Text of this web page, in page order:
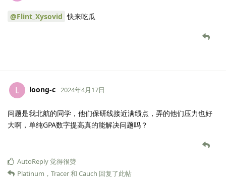
@Flint_Xysovid 快来吃瓜
L loong-c 2024年4月17日
问题是我北航的同学，他们保研线接近满绩点，弄的他们压力也好
大啊，单纯GPA数字提高真的能解决问题吗？
AutoReply觉得很赞
Platinum ， Tracer和 Cauch 回复了此帖